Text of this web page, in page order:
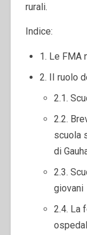
rurali.
Indice:
1. Le FMA
2. II ruolo
2.1.
2.2.
scuola
di
2.3.
giovani
2.4. La